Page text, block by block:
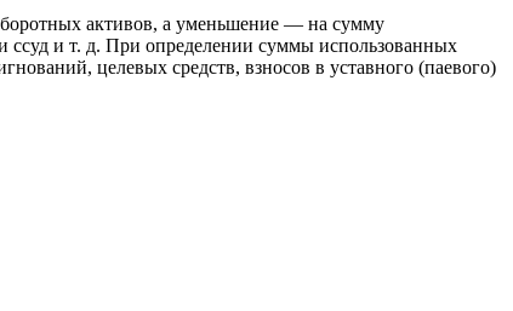
активов, а уменьшение — на сумму
и т. д. При определении суммы использованных
целевых средств, взносов в уставного (паевого)